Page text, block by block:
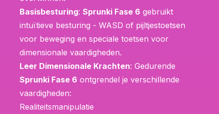
Basisbesturing: Sprunki Fase 6 gebruikt
intuïtieve besturing - WASD of pijltjestoetsen
voor beweging en speciale toetsen voor
dimensionale vaardigheden.
Leer Dimensionale Krachten: Gedurende
Sprunki Fase 6 ontgrendel je verschillende
vaardigheden:
Realiteitsmanipulatie